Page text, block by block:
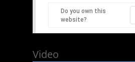
Do you own this
website?
Video